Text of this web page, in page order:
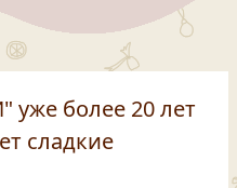
более 20 лет
сладкие